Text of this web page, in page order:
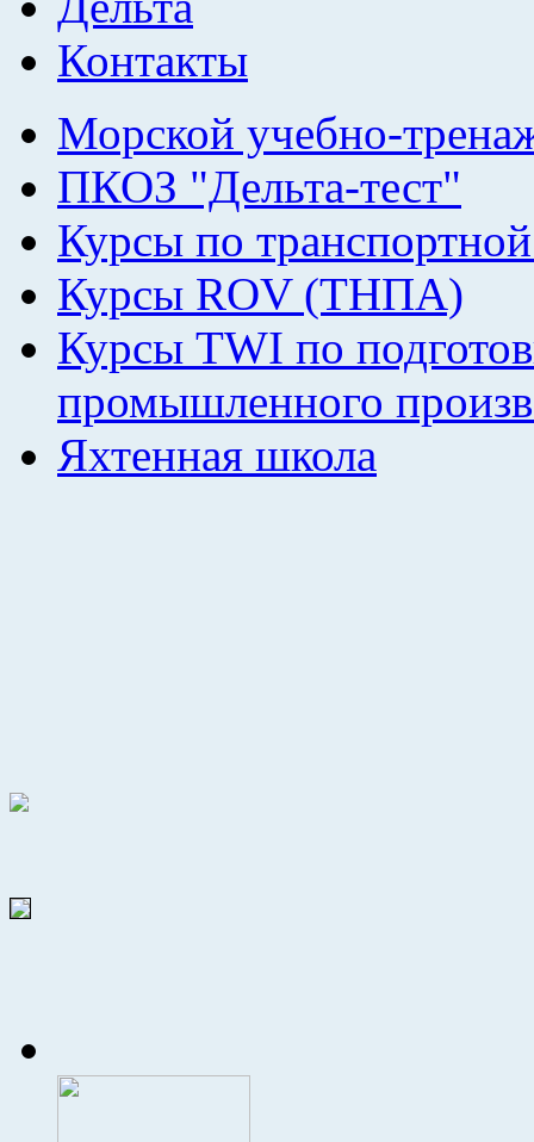
Контакты
Морской учебно-
ПКОЗ "Дельта-тест"
Курсы по
Курсы ROV (ТНПА)
Курсы TWI по
промышленного
Яхтенная школа